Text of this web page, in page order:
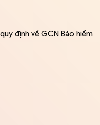
định về GCN Bảo hiểm